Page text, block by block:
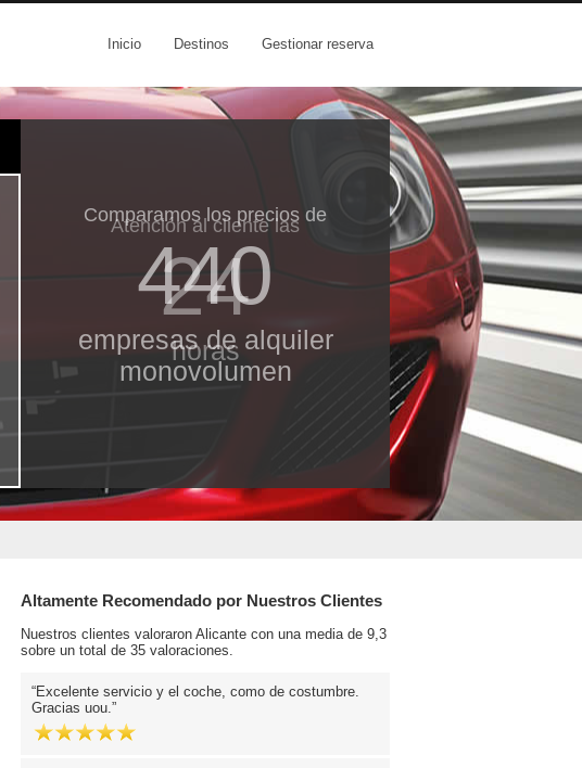
Inicio Destinos Gestionar reserva
Atención al cliente las
24
horas
Altamente Recomendado por Nuestros Clientes
Nuestros clientes valoraron Alicante con una media de 9,3
sobre un total de 35 valoraciones.
Excelente servicio y el coche, como de costumbre.
Gracias uou.